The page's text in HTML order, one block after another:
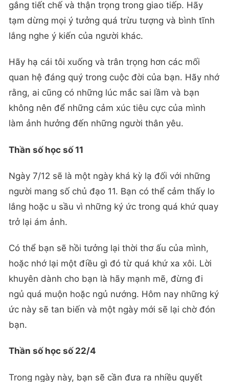
gắng tiết chế và thận trọng trong giao tiếp. Hãy
tạm dừng mọi ý tưởng quá trừu tượng và bình tĩnh
lắng nghe ý kiến của người khác.
Hãy hạ cái tôi xuống và trân trọng hơn các mối
quan hệ đáng quý trong cuộc đời của bạn. Hãy nhớ
rằng, ai cũng có những lúc mắc sai lầm và bạn
không nên để những cảm xúc tiêu cực của mình
làm ảnh hưởng đến những người thân yêu.
Thần số học số 11
Ngày 7/12 sẽ là một ngày khá kỳ lạ đối với những
người mang số chủ đạo 11. Bạn có thể cảm thấy lo
lắng hoặc u sầu vì những ký ức trong quá khứ quay
trở lại ám ảnh.
Có thể bạn sẽ hồi tưởng lại thời thơ ấu của mình,
hoặc nhớ lại một điều gì đó từ quá khứ xa xôi. Lời
khuyên dành cho bạn là hãy mạnh mẽ, đừng đi
ngủ quá muộn hoặc ngủ nướng. Hôm nay những ký
ức này sẽ tan biến và một ngày mới sẽ lại chờ đón
bạn.
Thần số học số 22/4
Trong ngày này, bạn sẽ cần đưa ra nhiều quyết